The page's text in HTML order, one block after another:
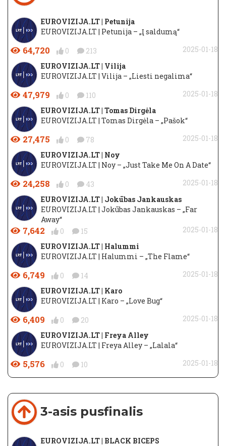
EUROVIZIJA.LT | Petunija
EUROVIZIJA.LT | Petunija – „Į saldumą“
64,720 0 213
2025-01-18
EUROVIZIJA.LT | Vilija
EUROVIZIJA.LT | Vilija – „Liesti negalima“
47,979 0 110
2025-01-18
EUROVIZIJA.LT | Tomas Dirgėla
EUROVIZIJA.LT | Tomas Dirgėla – „Pašok“
27,475 0 78
2025-01-18
EUROVIZIJA.LT | Noy
EUROVIZIJA.LT | Noy – „Just Take Me On A Date“
24,258 0 43
2025-01-18
EUROVIZIJA.LT | Jokūbas Jankauskas
EUROVIZIJA.LT | Jokūbas Jankauskas – „Far
Away“
7,642 0 15
2025-01-18
EUROVIZIJA.LT | Halummi
EUROVIZIJA.LT | Halummi – „The Flame“
6,749 0 14
2025-01-18
EUROVIZIJA.LT | Karo
EUROVIZIJA.LT | Karo – „Love Bug“
6,409 0 20
2025-01-18
EUROVIZIJA.LT | Freya Alley
EUROVIZIJA.LT | Freya Alley – „Lalala“
5,576 0 10 2025-01-18
3-asis pusfinalis
EUROVIZIJA.LT | BLACK BICEPS